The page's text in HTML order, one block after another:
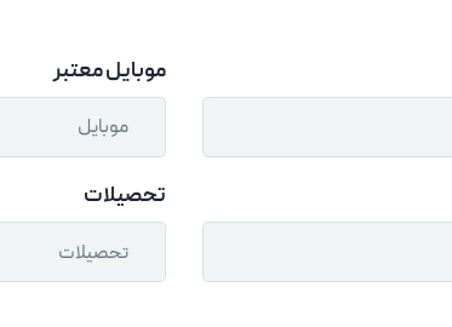
موبایل معتبر
تحصیلات
تحصیلات